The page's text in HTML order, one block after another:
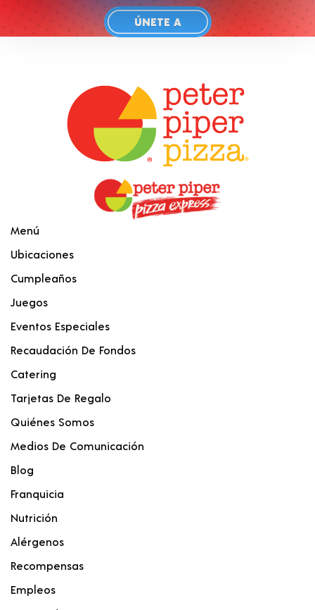
ÚNETE A
Menú
Ubicaciones
Cumpleaños
Juegos
Eventos Especiales
Recaudación De Fondos
Catering
Tarjetas De Regalo
Quiénes Somos
Medios De Comunicación
Blog
Franquicia
Nutrición
Alérgenos
Recompensas
Empleos